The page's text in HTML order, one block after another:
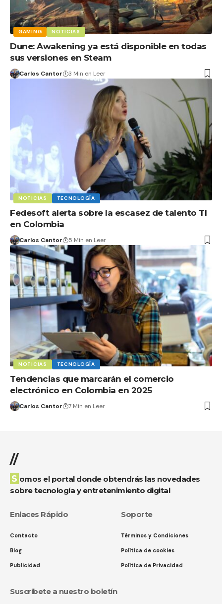
GAMING NOTICIAS
Dune: Awakening ya está disponible en todas
sus versiones en Steam
Carlos Cantor 3 Min en Leer
NOTICIAS TECNOLOGÍA
Fedesoft alerta sobre la escasez de talento TI
en Colombia
Carlos Cantor 5 Min en Leer
NOTICIAS TECNOLOGÍA
Tendencias que marcarán el comercio
electrónico en Colombia en 2025
Carlos Cantor 7 Min en Leer
//
Somos el portal donde obtendrás las novedades
sobre tecnología y entretenimiento digital
Enlaces Rápido
Contacto
Blog
Publicidad
Soporte
Términos y Condiciones
Política de cookies
Política de Privacidad
Suscríbete a nuestro boletín